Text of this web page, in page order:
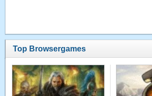
Top Browsergames